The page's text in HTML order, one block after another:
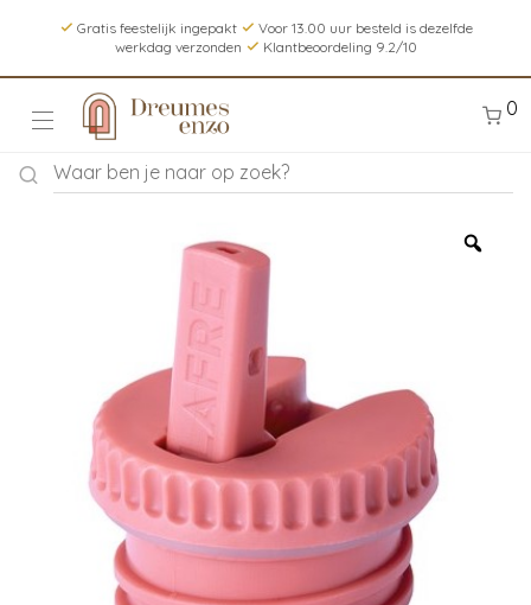
Gratis feestelijk ingepakt
Voor 13.00 uur besteld is dezelfde
werkdag verzonden
Klantbeoordeling 9.2/10
0